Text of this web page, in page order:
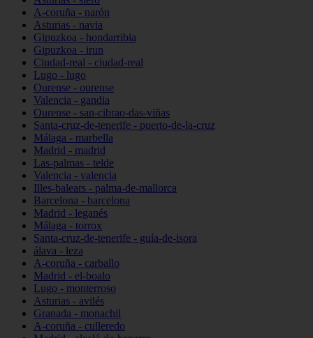
A-coruña - narón
Asturias - navia
Gipuzkoa - hondarribia
Gipuzkoa - irun
Ciudad-real - ciudad-real
Lugo - lugo
Ourense - ourense
Valencia - gandia
Ourense - san-cibrao-das-viñas
Santa-cruz-de-tenerife - puerto-de-la-cruz
Málaga - marbella
Madrid - madrid
Las-palmas - telde
Valencia - valencia
Illes-balears - palma-de-mallorca
Barcelona - barcelona
Madrid - leganés
Málaga - torrox
Santa-cruz-de-tenerife - guía-de-isora
álava - leza
A-coruña - carballo
Madrid - el-boalo
Lugo - monterroso
Asturias - avilés
Granada - monachil
A-coruña - culleredo